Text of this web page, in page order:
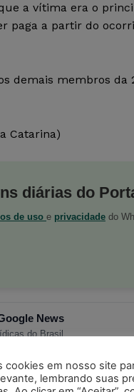
a vítima era o
paga a partir do
demais membros da
Catarina)
diárias do
de uso e privacidade do
News
do Brasil
Telegram
cookies em nosso site
lembrando suas